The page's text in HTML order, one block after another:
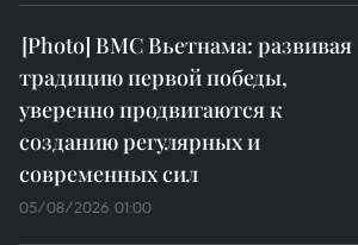
ВМС Вьетнама: развивая
традицию первой победы,
уверенно продвигаются к
созданию регулярных и
современных сил
05/08/2026 01:00